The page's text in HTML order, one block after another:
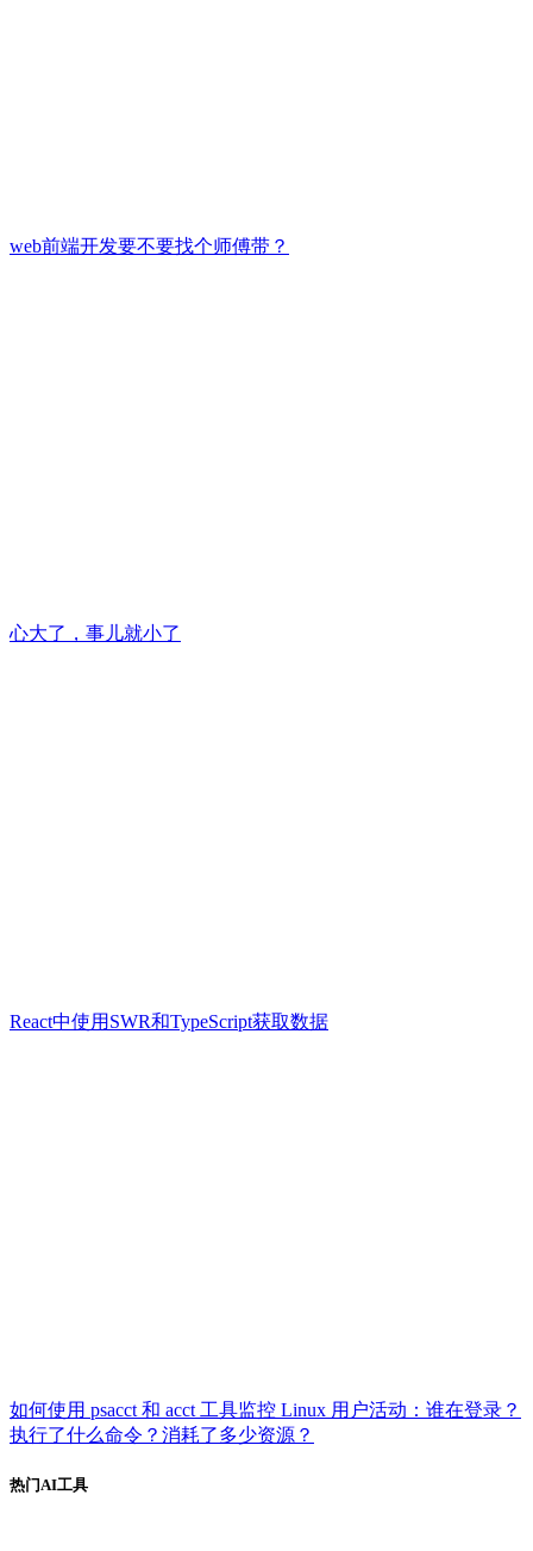
web前端开发要不要找个师傅带？
心大了，事儿就小了
React中使用SWR和TypeScript获取数据
如何使用 psacct 和 acct 工具监控 Linux 用户活动：谁在登录？
执行了什么命令？消耗了多少资源？
热门AI工具